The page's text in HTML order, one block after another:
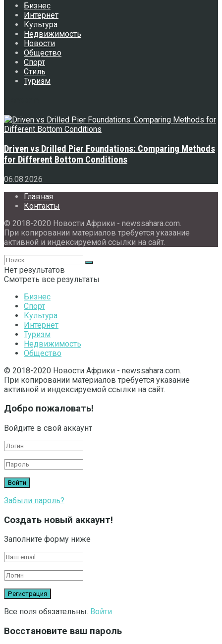
Бизнес
Интернет
Культура
Недвижимость
Новости
Общество
Спорт
Стиль
Туризм
Driven vs Drilled Pier Foundations: Comparing Methods
for Different Bottom Conditions
06.08.2026
Главная
Контакты
© 2018-2020 Новости Африки - newssahara.com.
При копировании материалов требуется указание
активной и индексируемой ссылки на сайт.
Нет результатов
Смотреть все результаты
Бизнес
Спорт
Культура
Интернет
Туризм
Недвижимость
Общество
© 2018-2020 Новости Африки - newssahara.com.
При копировании материалов требуется указание
активной и индексируемой ссылки на сайт.
Добро пожаловать!
Войдите в свой аккаунт
Забыли пароль?
Создать новый аккаунт!
Заполните форму ниже
Все поля обязательны. Войти
Восстановите ваш пароль